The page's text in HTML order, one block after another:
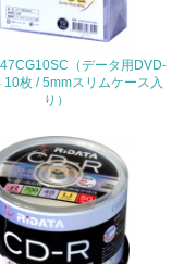
況を把握
リーン購入
（データ用DVD-
10枚 / 5mmスリムケース入
り）